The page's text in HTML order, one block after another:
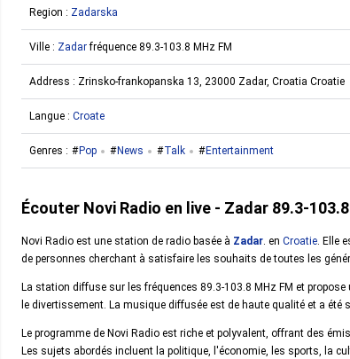
Region : Zadarska
Ville : Zadarfréquence 89.3-103.8 MHz FM
Address : Zrinsko-frankopanska 13, 23000 Zadar, Croatia Croatie
Langue : Croate
Genres : Pop News Talk Entertainment
Écouter Novi Radio en live - Zadar 89.3-
Novi Radio est une station de radio basée à Zadar. en Croatie. Elle
de personnes cherchant à satisfaire les souhaits de toutes les
La station diffuse sur les fréquences 89.3-103.8 MHz FM et
le divertissement. La musique diffusée est de haute qualité et a
Le programme de Novi Radio est riche et polyvalent, offrant des
Les sujets abordés incluent la politique, l'économie, les sports, la